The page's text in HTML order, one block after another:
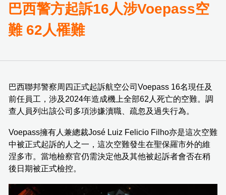
巴西警方起訴16人涉Voepass空
難 62人罹難
巴西聯邦警察周四正式起訴航空公司Voepass 16名現任及
前任員工，涉及2024年造成機上全部62人死亡的空難。調
查人員列出該公司多項涉嫌瀆職、疏忽及過失行為。
Voepass擁有人兼總裁José Luiz Felicio Filho亦是這次空難
中被正式起訴的人之一，這次空難發生在聖保羅市外的維
涅多市。當地檢察官仍需決定他及其他被起訴者會否在稍
後日期被正式檢控。